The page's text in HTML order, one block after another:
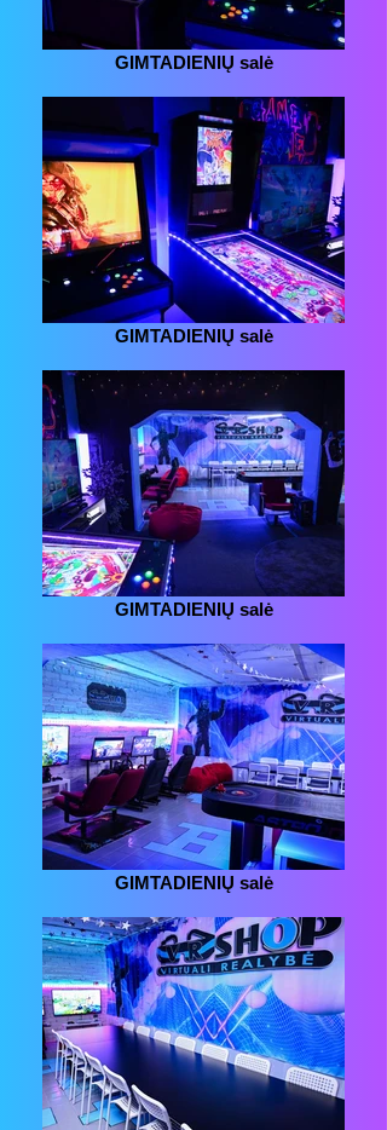
GIMTADIENIŲ salė
GIMTADIENIŲ salė
GIMTADIENIŲ salė
GIMTADIENIŲ salė